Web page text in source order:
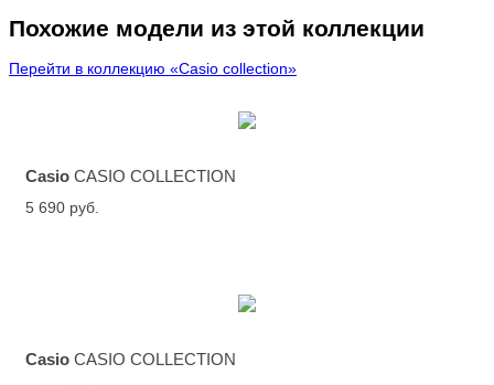
Похожие модели из этой коллекции
Перейти в коллекцию «Casio collection»
Casio CASIO COLLECTION
5 690 руб.
Casio CASIO COLLECTION